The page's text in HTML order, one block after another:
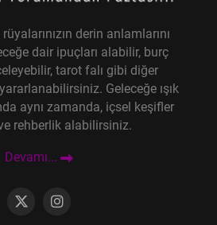
derin anlamlarını
dair ipuçları alabilir, burç
tarot falı gibi diğer
Geleceğe ışık
aynı zamanda, içsel keşifler
rehberlik alabilirsiniz.
Devamı...